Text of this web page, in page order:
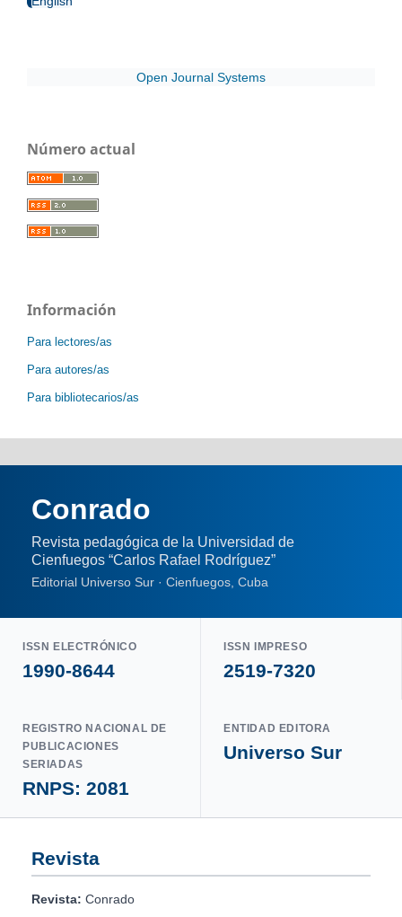
Open Journal Systems
Número actual
Información
Para lectores/as
Para autores/as
Para bibliotecarios/as
Conrado
Revista pedagógica de la Universidad de
Cienfuegos “Carlos Rafael Rodríguez”
Editorial Universo Sur · Cienfuegos, Cuba
ISSN ELECTRÓNICO
1990-8644
ISSN IMPRESO
2519-7320
REGISTRO NACIONAL DE
PUBLICACIONES
SERIADAS
RNPS: 2081
ENTIDAD EDITORA
Universo Sur
Revista
Revista: Conrado